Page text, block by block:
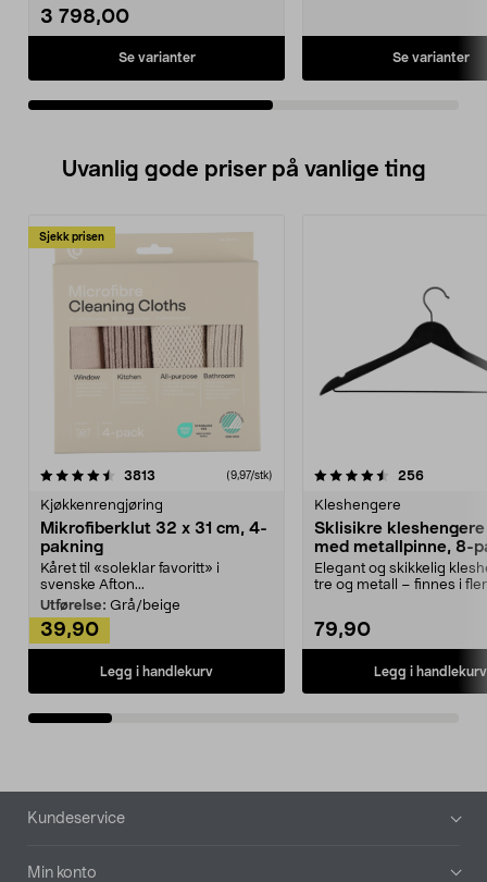
forenkler skifting av munnstykket.
• Teleskophåndtak i aluminium.
• Leveres med Patio
3 798,00
Se varianter Se varianter
Uvanlig gode priser på vanlige ting
Sjekk prisen
3813 anmeldelser(9,97/stk)
Kjøkkenrengjøring
Mikrofiberklut 32 x 31 cm, 4-
pakning
Kåret til «soleklar favoritt» i
svenske Afton...
Utførelse: Grå/beige
39,90
Legg i handlekurv
4.5av 5 stjerner 256
Kleshengere
Sklisikre
med metallpinne, 8-
Elegant og skikkelig
tre og metall – finnes i
79,90
Legg i handlekurv
4.5av 5 stjerner
Bunntekst
Kundeservice
Min konto